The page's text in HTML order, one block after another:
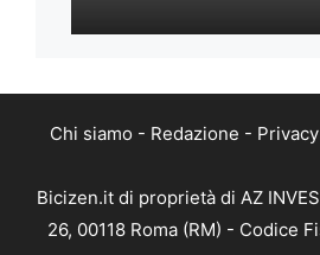
Chi siamo - Redazione -
Bicizen.it di proprietà di AZ
26, 00118 Roma (RM) - Codice